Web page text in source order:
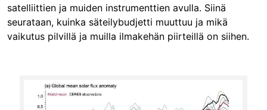
satelliittien ja muiden instrumenttien avulla. Siinä
seurataan, kuinka säteilybudjetti muuttuu ja mikä
vaikutus pilvillä ja muilla ilmakehän piirteillä on siihen.